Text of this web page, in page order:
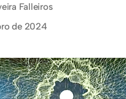
Falleiros
de 2024